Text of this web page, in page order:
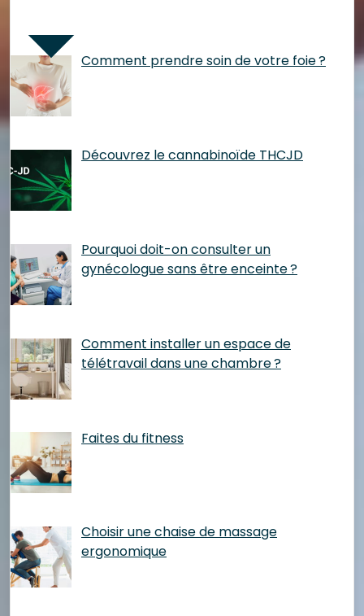
Comment prendre soin de votre foie ?
Découvrez le cannabinoïde THCJD
Pourquoi doit-on consulter un
gynécologue sans être enceinte ?
Comment installer un espace de
télétravail dans une chambre ?
Faites du fitness
Choisir une chaise de massage
ergonomique